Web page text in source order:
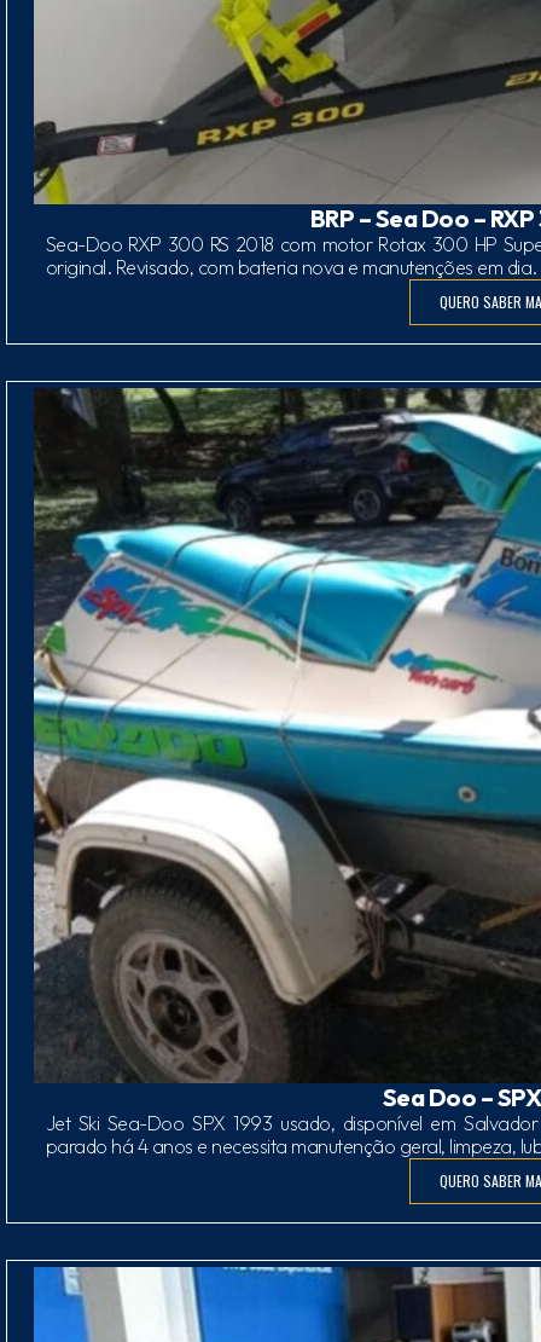
BRP – Sea Doo –
Sea-Doo RXP 300 RS 2018 com motor Rotax 300 HP
original. Revisado, com bateria nova e manutenções em
QUERO SABER
Sea Doo –
Jet Ski Sea-Doo SPX 1993 usado, disponível em
parado há 4 anos e necessita manutenção geral, limpeza,
QUERO SABER